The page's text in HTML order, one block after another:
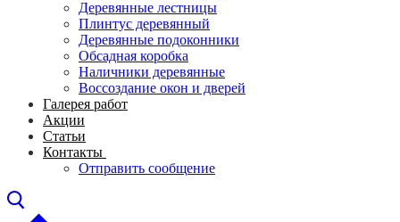
Деревянные лестницы
Плинтус деревянный
Деревянные подоконники
Обсадная коробка
Наличники деревянные
Воссоздание окон и дверей
Галерея работ
Акции
Статьи
Контакты
Отправить сообщение